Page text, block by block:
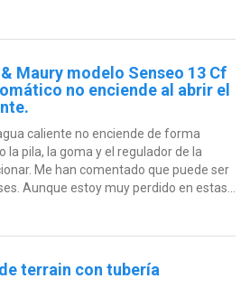
Maury modelo Senseo 13 Cf
no enciende al abrir el
caliente no enciende de forma
la pila, la goma y el regulador de la
Me han comentado que puede ser
Aunque estoy muy perdido en estas...
terrain con tubería